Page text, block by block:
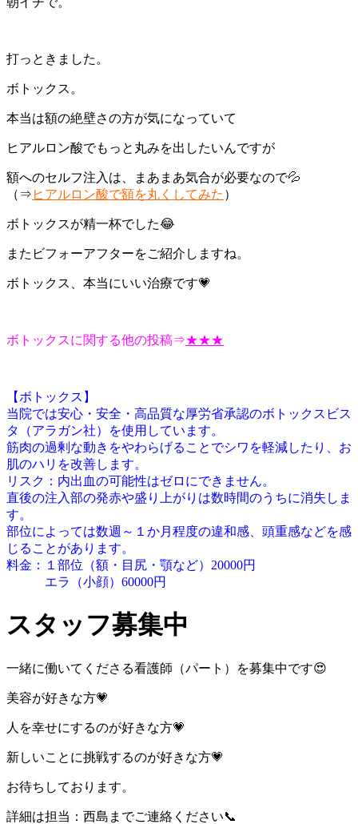
打っときました。
ボトックス。
本当は額の絶壁さの方が気になっていて
ヒアルロン酸でもっと丸みを出したいんですが
額へのセルフ注入は、まあまあ気合が必要なので💦
（⇒ ヒアルロン酸で額を丸くしてみた ）
ボトックスが精一杯でした😂
またビフォーアフターをご紹介しますね。
ボトックス、本当にいい治療です💗
ボトックスに関する他の投稿⇒★★★
【ボトックス】
当院では安心・安全・高品質な厚労省承認のボトックスビス
タ（アラガン社）を使用しています。
筋肉の過剰な動きをやわらげることでシワを軽減したり、お
肌のハリを改善します。
リスク：内出血の可能性はゼロにできません。
直後の注入部の発赤や盛り上がりは数時間のうちに消失しま
す。
部位によっては数週～１か月程度の違和感、頭重感などを感
じることがあります。
料金：１部位（額・目尻・顎など）20000円
エラ（小顔）60000円
スタッフ募集中
一緒に働いてくださる看護師（パート）を募集中です😍
美容が好きな方💗
人を幸せにするのが好きな方💗
新しいことに挑戦するのが好きな方💗
お待ちしております。
詳細は担当：西島までご連絡ください📞